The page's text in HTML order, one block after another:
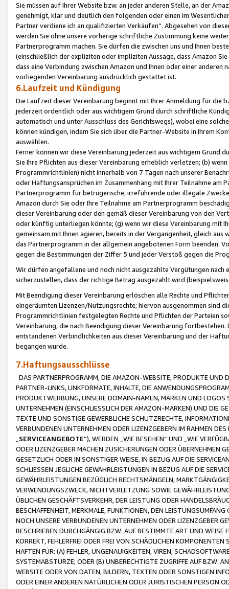
Sie müssen auf Ihrer Website bzw. an jeder anderen Stelle, an der
genehmigt, klar und deutlich den folgenden oder einen im
Partner verdiene ich an qualifizierten Verkäufen“. Abgesehen von
werden Sie ohne unsere vorherige schriftliche Zustimmung keine
Partnerprogramm machen. Sie dürfen die zwischen uns und Ihnen
(einschließlich der expliziten oder impliziten Aussage, dass Amazon
dass eine Verbindung zwischen Amazon und Ihnen oder einer
vorliegenden Vereinbarung ausdrücklich gestattet ist.
6.Laufzeit und Kündigung
Die Laufzeit dieser Vereinbarung beginnt mit Ihrer Anmeldung für die
jederzeit ordentlich oder aus wichtigem Grund durch schriftliche
automatisch und unter Ausschluss des Gerichtswegs), wobei eine
können kündigen, indem Sie sich über die Partner-Website in Ihrem
auswählen.
Ferner können wir diese Vereinbarung jederzeit aus wichtigem Grund
Sie Ihre Pflichten aus dieser Vereinbarung erheblich verletzen; (b)
Programmrichtlinien) nicht innerhalb von 7 Tagen nach unserer
oder Haftungsansprüchen im Zusammenhang mit Ihrer Teilnahme am
Partnerprogramm für betrügerische, irreführende oder illegale
Amazon durch Sie oder Ihre Teilnahme am Partnerprogramm
dieser Vereinbarung oder den gemäß dieser Vereinbarung von den
oder künftig unterliegen könnte; (g) wenn wir diese Vereinbarung mit
gemeinsam mit Ihnen agieren, bereits in der Vergangenheit, gleich
das Partnerprogramm in der allgemein angebotenen Form beenden.
gegen die Bestimmungen der Ziffer 5 und jeder Verstoß gegen die
Wir dürfen angefallene und noch nicht ausgezahlte Vergütungen
sicherzustellen, dass der richtige Betrag ausgezahlt wird
Mit Beendigung dieser Vereinbarung erlöschen alle Rechte und
eingeräumten Lizenzen/Nutzungsrechte; hiervon ausgenommen sind
Programmrichtlinien festgelegten Rechte und Pflichten der Parteien
Vereinbarung, die nach Beendigung dieser Vereinbarung
entstandenen Verbindlichkeiten aus dieser Vereinbarung und der
begangen wurde.
7.Haftungsausschlüsse
DAS PARTNERPROGRAMM, DIE AMAZON-WEBSITE, PRODUKTE UND
PARTNER-LINKS, LINKFORMATE, INHALTE, DIE
PRODUKTWERBUNG, UNSERE DOMAIN-NAMEN, MARKEN UND
UNTERNEHMEN (EINSCHLIESSLICH DER AMAZON-MARKEN) UND DIE
TEXTE UND SONSTIGE GEWERBLICHE SCHUTZRECHTE,
VERBUNDENEN UNTERNEHMEN ODER LIZENZGEBERN IM RAHMEN
SERVICEANGEBOTE“), WERDEN „WIE BESEHEN“ UND „WIE
ODER LIZENZGEBER MACHEN ZUSICHERUNGEN ODER ÜBERNEHMEN
GESETZLICH ODER IN SONSTIGER WEISE, IN BEZUG AUF DIE
SCHLIESSEN JEGLICHE GEWÄHRLEISTUNGEN IN BEZUG AUF DIE
GEWÄHRLEISTUNGEN BEZÜGLICH RECHTSMÄNGELN,
VERWENDUNGSZWECK, NICHTVERLETZUNG SOWIE
ÜBLICHEN GESCHÄFTSVERKEHR, DER LEISTUNG ODER
BESCHAFFENHEIT, MERKMALE, FUNKTIONEN, DEN
NOCH UNSERE VERBUNDENEN UNTERNEHMEN ODER LIZENZGEBER
BESCHRIEBEN DURCHGÄNGIG BZW. AUF BESTIMMTE ART UND
KORREKT, FEHLERFREI ODER FREI VON SCHÄDLICHEN
HAFTEN FÜR: (A) FEHLER, UNGENAUIGKEITEN, VIREN,
SYSTEMABSTÜRZE; ODER (B) UNBERECHTIGTE ZUGRIFFE AUF BZW.
WEBSITE ODER VON DATEN, BILDERN, TEXTEN ODER SONSTIGEN
ODER EINER ANDEREN NATÜRLICHEN ODER JURISTISCHEN PERSON